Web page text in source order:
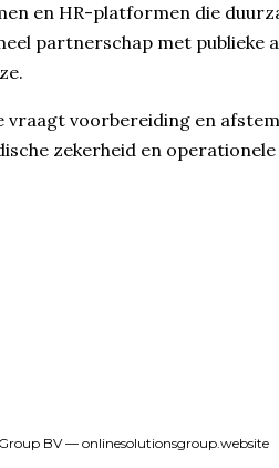
en HR-platformen die
partnerschap met publieke
voorbereiding en
zekerheid en
BV — onlinesolutionsgroup.website